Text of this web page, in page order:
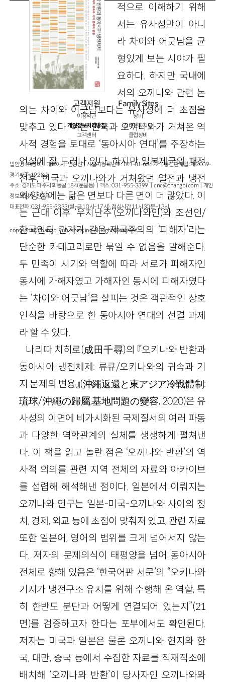
적으로 이해하기 위해
서는 유사성만이 아니
라 차이와 어긋남을 균
형있게 보는 시야가 필
요하다. 하지만 국내에
서의 오끼나와 관련 논
의는 차이와 어긋남보다는 유사성에 더 초점을
맞추고 있다. 이는 한국과 오끼나와가 거쳐온 역
사적 경험을 토대로 ‘동아시아 연대’를 주장하는
언설에 잘 드러나 있다. 하지만 일본제국의 패전
전후, 한국과 오끼나와가 거쳐왔던 열전과 냉전
의 양상에는 닮은 면보다 다른 면이 더 많았다. 이
는 근대 이후 ‘우치난추’(오끼나와인)와 조선인/
한국인의 관계가 같은 제국주의의 ‘피해자’라는
단순한 카테고리로만 묶일 수 없음을 말해준다.
두 민족이 시기와 역할에 따라 서로가 피해자인
동시에 가해자였고 가해자인 동시에 피해자였다
는 ‘차이와 어긋남’을 살피는 것은 객관적인 상호
인식을 바탕으로 한 동아시아 연대의 선결 과제
라 할 수 있다.
나리따 치히로(成田千尋)의 『오키나와 반환과
동아시아 냉전체제: 류큐/오키나와의 귀속과 기
지 문제의 변용』(沖繩返還と東アジア冷戰體制:
琉球/沖繩の歸屬,基地問題の變容, 2020)은 유
사성의 이면에 비가시화된 국제질서의 여러 파동
과 다양한 역학관계의 실체를 생생하게 펼쳐낸
다. 이 책을 읽고 놀란 점은 ‘오끼나와 반환’의 역
사적 의의를 관련 지역 전체의 자료와 아카이브
를 섭렵해 해석해낸 점이다. 일본에서 이뤄지는
오끼나와 연구는 일본-미국-오끼나와 사이의 정
치, 경제, 외교 등에 초점이 맞춰져 있고, 관련 자료
또한 일본어, 영어의 범위를 크게 넘어서지 않는
다. 저자의 문제의식이 태평양을 넘어 동아시아
전체로 향해 있음은 ‘한국어판 서문’의 “오키나와
기지가 냉전구조 유지를 위해 수행해 온 역할, 특
히 한반도 분단과 어떻게 연결되어 있는지”(21
면)를 검증하고자 한다는 포부에서도 확인된다.
저자는 미국과 일본은 물론 오끼나와 현지와 한
국, 대만, 중국 등에서 수집한 자료를 적재적소에
배치해 ‘오끼나와 반환’이 당사자인 오끼나와와
고객지원
이용약관
개인정보처리방침
고객센터
Family Sites
창비
창비문화재단
클럽창비
법인명 : ㈜창비ㅣ대표이사 : 염종선ㅣ사업자등록번호 : 105-81-63672ㅣ통신판매업 : 제 2009-
경기파주-1928호
주소 : 경기도 파주시 회동길 184(문발동)ㅣ팩스 : 031-955-3399 ㅣcnc@changbi.com ㅣ개인
정보책임자 : 신문수
대표전화 : 031-955-3333(월~금 10시~17시), 점심시간 11시 30분~13시
copyright © Changbi Publishers, inc. All Rights Reserved.